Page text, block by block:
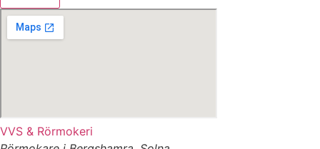
VVS & Rörmokeri